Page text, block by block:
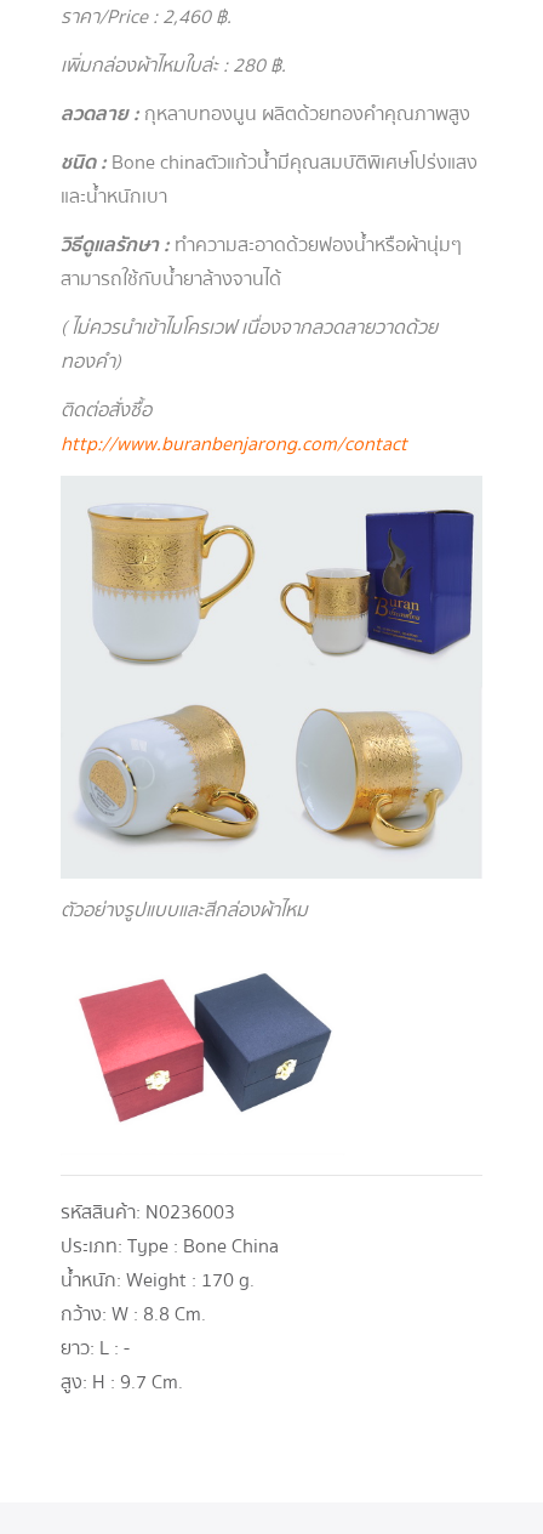
ราคา/Price : 2,460 ฿.
เพิ่มกล่องผ้าไหมใบล่ะ : 280 ฿.
ลวดลาย :กุหลาบทองนูน ผลิตด้วยทองคำคุณภาพสูง
ชนิด :Bone china ตัวแก้วน้ำมีคุณสมบัติพิเศษโปร่งแสง
และน้ำหนักเบา
วิธีดูแลรักษา :ทำความสะอาดด้วยฟองน้ำหรือผ้านุ่มๆ
สามารถใช้กับน้ำยาล้างจานได้
( ไม่ควรนำเข้าไมโครเวฟ เนื่องจากลวดลายวาดด้วย
ทองคำ )
ติดต่อสั่งซื้อ
http://www.buranbenjarong.com/contact
ตัวอย่างรูปแบบและสีกล่องผ้าไหม
รหัสสินค้า: N0236003
ประเภท:Type : Bone China
น้ำหนัก:Weight : 170 g.
กว้าง:W : 8.8 Cm.
ยาว: L : -
สูง: H : 9.7 Cm.